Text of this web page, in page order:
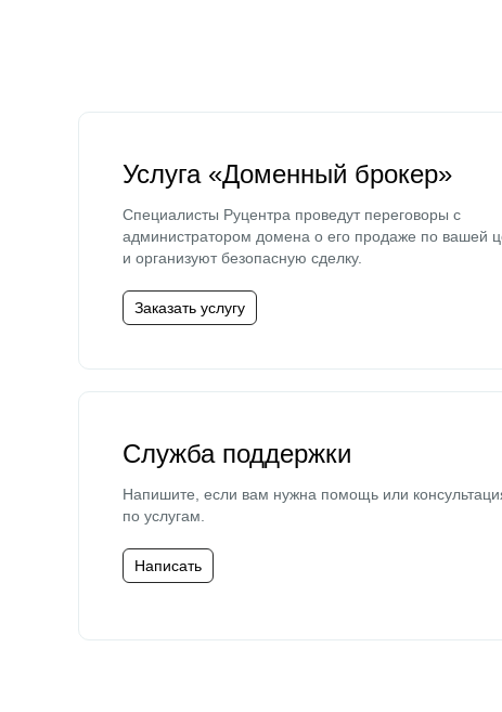
Услуга «Доменный брокер»
Специалисты Руцентра проведут переговоры с
администратором домена о его продаже по вашей
и организуют безопасную сделку.
Заказать услугу
Служба поддержки
Напишите, если вам нужна помощь или
по услугам.
Написать